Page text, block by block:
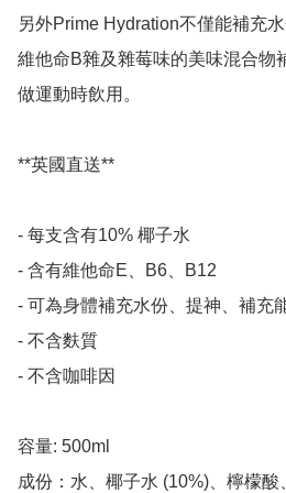
另外Prime Hydration不僅能補充
維他命B雜及雜莓味的美味混合物
做運動時飲用。
**英國直送**
- 每支含有10% 椰子水
- 含有維他命E、B6、B12
- 可為身體補充水份、提神、補充
- 不含麩質
- 不含咖啡因
容量: 500ml
成份：水、椰子水 (10%)、檸檬